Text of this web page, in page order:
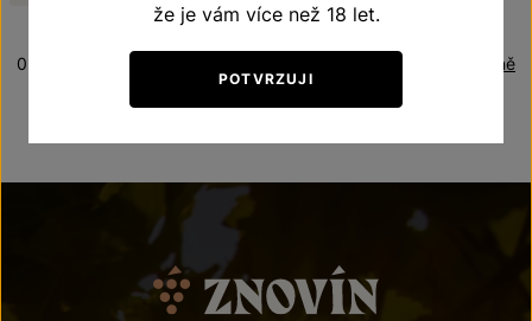
Abecedně
0 produktů
že je vám více než 18 let.
POTVRZUJI